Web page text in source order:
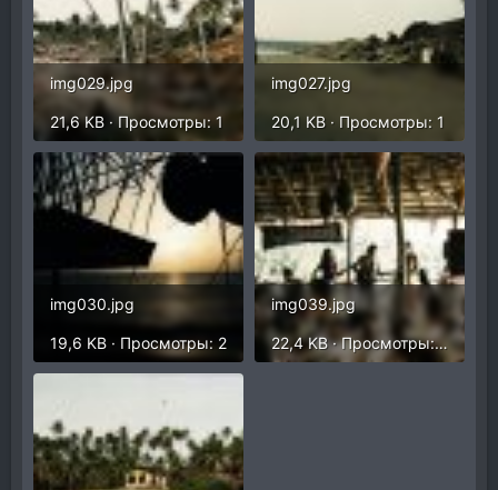
img029.jpg
21,6 KB · Просмотры: 1
img027.jpg
20,1 KB · Просмотры: 1
img030.jpg
19,6 KB · Просмотры: 2
img039.jpg
22,4 KB · Просмотры: 3